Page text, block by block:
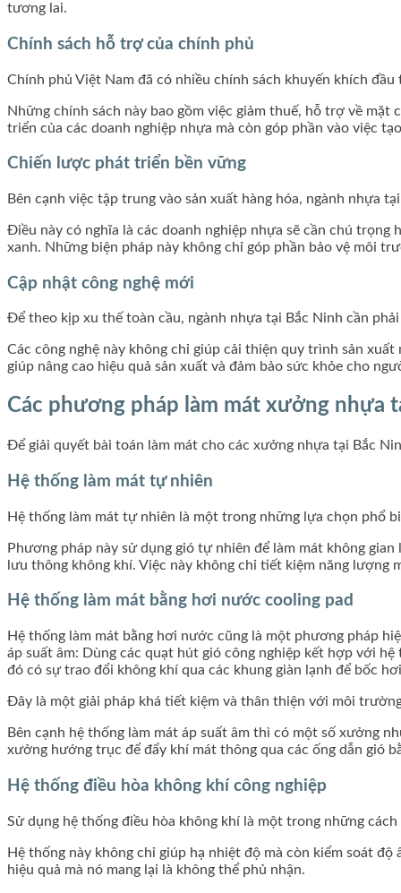
tương lai.
Chính sách hỗ trợ của chính phủ
Chính phủ Việt Nam đã có nhiều chính sách khuyến khích
Những chính sách này bao gồm việc giảm thuế, hỗ trợ về
triển của các doanh nghiệp nhựa mà còn góp phần vào việc
Chiến lược phát triển bền vững
Bên cạnh việc tập trung vào sản xuất hàng hóa, ngành nhựa
Điều này có nghĩa là các doanh nghiệp nhựa sẽ cần chú
xanh. Những biện pháp này không chỉ góp phần bảo vệ môi
Cập nhật công nghệ mới
Để theo kịp xu thế toàn cầu, ngành nhựa tại Bắc Ninh cần
Các công nghệ này không chỉ giúp cải thiện quy trình sản
giúp nâng cao hiệu quả sản xuất và đảm bảo sức khỏe cho
Các phương pháp làm mát xưởng nhựa
Để giải quyết bài toán làm mát cho các xưởng nhựa tại Bắc
Hệ thống làm mát tự nhiên
Hệ thống làm mát tự nhiên là một trong những lựa chọn phổ
Phương pháp này sử dụng gió tự nhiên để làm mát không
lưu thông không khí. Việc này không chỉ tiết kiệm năng
Hệ thống làm mát bằng hơi nước cooling pad
Hệ thống làm mát bằng hơi nước cũng là một phương pháp
áp suất âm: Dùng các quạt hút gió công nghiệp kết hợp với
đó có sự trao đổi không khí qua các khung giàn lạnh để bốc
Đây là một giải pháp khá tiết kiệm và thân thiện với môi
Bên cạnh hệ thống làm mát áp suất âm thì có một số xưởng
xưởng hướng trục để đẩy khí mát thông qua các ống dẫn gió
Hệ thống điều hòa không khí công nghiệp
Sử dụng hệ thống điều hòa không khí là một trong những
Hệ thống này không chỉ giúp hạ nhiệt độ mà còn kiểm soát
hiệu quả mà nó mang lại là không thể phủ nhận.